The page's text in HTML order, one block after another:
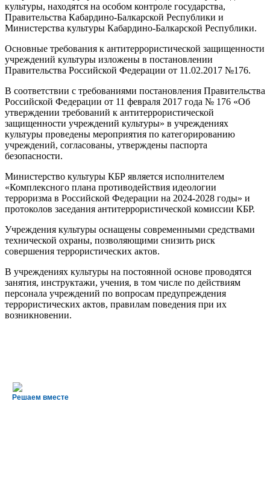
культуры, находятся на особом контроле государства,
Правительства Кабардино-Балкарской Республики и
Министерства культуры Кабардино-Балкарской Республики.
Основные требования к антитеррористической защищенности
учреждений культуры изложены в постановлении
Правительства Российской Федерации от 11.02.2017 №176.
В соответствии с требованиями постановления Правительства
Российской Федерации от 11 февраля 2017 года № 176 «Об
утверждении требований к антитеррористической
защищенности учреждений культуры» в учреждениях
культуры проведены мероприятия по категорированию
учреждений, согласованы, утверждены паспорта
безопасности.
Министерство культуры КБР является исполнителем
«Комплексного плана противодействия идеологии
терроризма в Российской Федерации на 2024-2028 годы» и
протоколов заседания антитеррористической комиссии КБР.
Учреждения культуры оснащены современными средствами
технической охраны, позволяющими снизить риск
совершения террористических актов.
В учреждениях культуры на постоянной основе проводятся
занятия, инструктажи, учения, в том числе по действиям
персонала учреждений по вопросам предупреждения
террористических актов, правилам поведения при их
возникновении.
Решаем вместе